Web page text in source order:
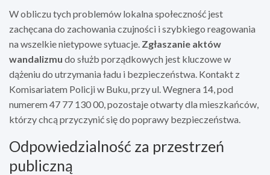
W obliczu tych problemów lokalna społeczność jest
zachęcana do zachowania czujności i szybkiego reagowania
na wszelkie nietypowe sytuacje. Zgłaszanie aktów
wandalizmu do służb porządkowych jest kluczowe w
dążeniu do utrzymania ładu i bezpieczeństwa. Kontakt z
Komisariatem Policji w Buku, przy ul. Wegnera 14, pod
numerem 47 77 130 00, pozostaje otwarty dla mieszkańców,
którzy chcą przyczynić się do poprawy bezpieczeństwa.
Odpowiedzialność za przestrzeń
publiczną